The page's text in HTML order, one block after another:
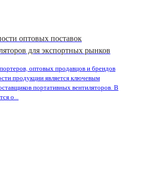
оптовых поставок
для экспортных рынков
оптовых продавцов и брендов
продукции является ключевым
портативных вентиляторов. В
о...